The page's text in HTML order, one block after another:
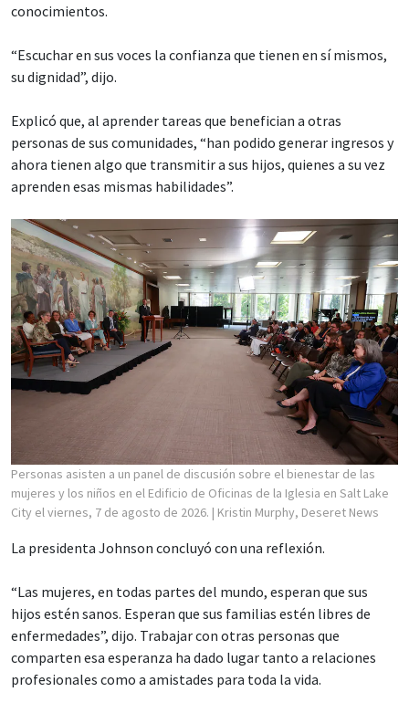
conocimientos.
“Escuchar en sus voces la confianza que tienen en sí mismos,
su dignidad”, dijo.
Explicó que, al aprender tareas que benefician a otras
personas de sus comunidades, “han podido generar ingresos y
ahora tienen algo que transmitir a sus hijos, quienes a su vez
aprenden esas mismas habilidades”.
Personas asisten a un panel de discusión sobre el bienestar de las
mujeres y los niños en el Edificio de Oficinas de la Iglesia en Salt Lake
City el viernes, 7 de agosto de 2026. | Kristin Murphy, Deseret News
La presidenta Johnson concluyó con una reflexión.
“Las mujeres, en todas partes del mundo, esperan que sus
hijos estén sanos. Esperan que sus familias estén libres de
enfermedades”, dijo. Trabajar con otras personas que
comparten esa esperanza ha dado lugar tanto a relaciones
profesionales como a amistades para toda la vida.